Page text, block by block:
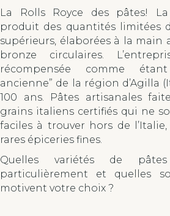
La Rolls Royce des pâtes!
produit des quantités limitées
supérieurs, élaborées à la main
bronze circulaires.
récompensée comme
ancienne” de la région d’Agilla
100 ans. Pâtes artisanales
grains italiens certifiés qui ne
faciles à trouver hors de
rares épiceries fines.
Quelles variétés de pâtes
particulièrement et quelles
motivent votre choix ?